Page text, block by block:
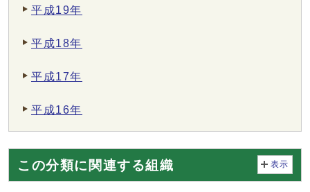
平成19年
平成18年
平成17年
平成16年
この分類に関連する組織 表示